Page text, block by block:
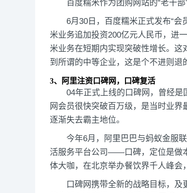
百度糯米作为团购网站的“老干
6月30日，百度糯米正式发布“
米业务追加投资200亿元人民币，进
米业务在短期内实现突破性增长。
到所谓的中等企业，这是个不进则退
3、阿里注资口碑网，口碑复活
04年正式上线的口碑网，曾经
网会员很快突破百万级，是当时业
逐渐失去霸主地位。
今年6月，阿里巴巴与蚂蚁金服
活服务平台公司——口碑，定位是做
体大咖，在北京举办餐饮界千人峰会
口碑网携带全新的战略目标，及